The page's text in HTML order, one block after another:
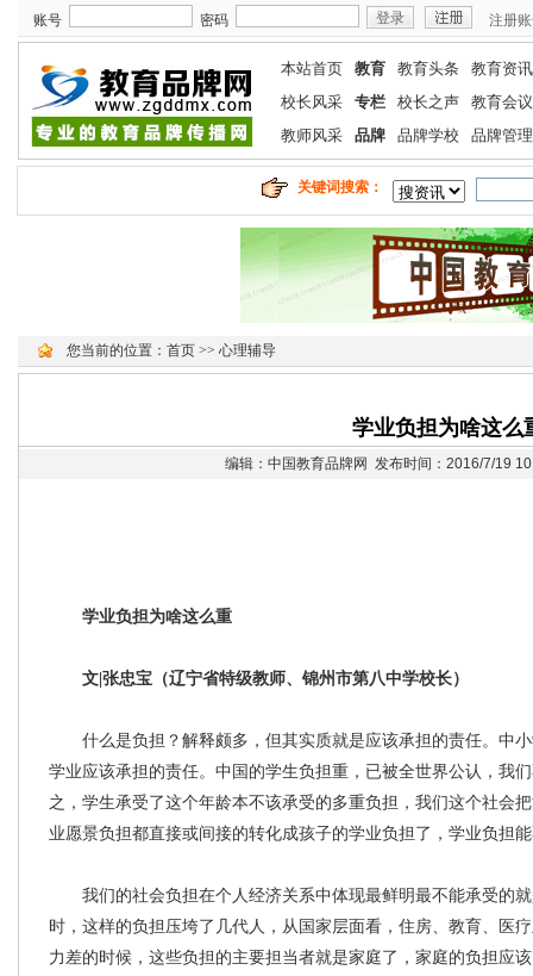
账号 密码 注册
本站首页 教育 教育头条
教育资讯
校长风采
专栏 校长之声
教育会议
教师风采
品牌 品牌学校 品牌管理
关键词搜索：
您当前的位置： 首页 >> 心理辅导
学业负担为啥这么
编辑：中国教育品牌网 发布时间：2016/7/19
学业负担为啥这么重
文| 张忠宝 （辽宁省特级教师、 锦州市第八中学校长）
什么是负担？解释颇多，但其实质就是应该承担的责任。中小
学业应该承担的责任。中国的学生负担重，已被全世界公认，我
之，学生承受了这个年龄本不该承受的多重负担，我们这个社会
业愿景负担都直接或间接的转化成孩子的学业负担了，学业负担
我们的社会负担在个人经济关系中体现最鲜明最不能承受的就
时，这样的负担压垮了几代人，从国家层面看，住房、教育、医
力差的时候，这些负担的主要担当者就是家庭了，家庭的负担应